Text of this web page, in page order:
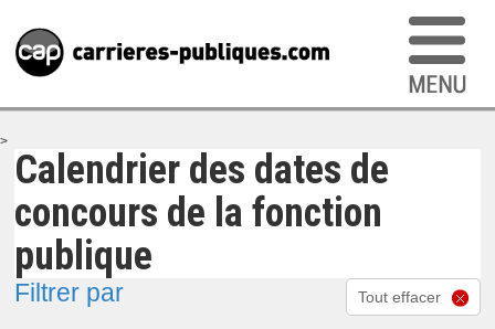
>
Calendrier des dates de
concours de la fonction
publique
Filtrer par Tout effacer